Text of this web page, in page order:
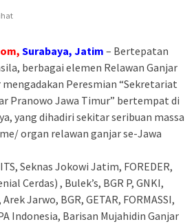
Surabaya, Jatim – Bertepatan
berbagai elemen Relawan Ganjar
Peresmian “Sekretariat
Pranowo Jawa Timur” bertempat di
yang dihadiri sekitar seribuan massa
organ relawan ganjar se-Jawa
Seknas Jokowi Jatim, FOREDER,
Cerdas) , Bulek’s, BGR P, GNKI,
Jarwo, BGR, GETAR, FORMASSI,
Indonesia, Barisan Mujahidin Ganjar